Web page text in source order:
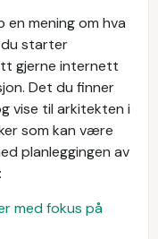
mening om hva
du starter
gjerne internett
Det du finner
vise til arkitekten i
som kan være
planleggingen av
med fokus på